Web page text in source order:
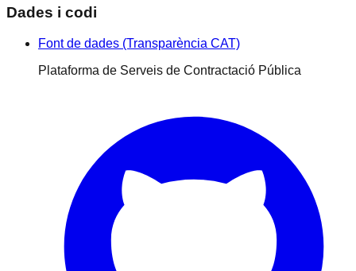
Dades i codi
Font de dades (Transparència CAT)
Plataforma de Serveis de Contractació Pública